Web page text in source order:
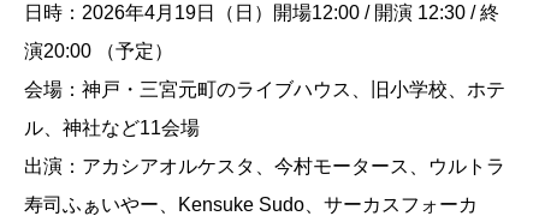
日時：2026年4月19日（日）開場12:00 / 開演 12:30 / 終
演20:00 （予定）
会場：神戸・三宮元町のライブハウス、旧小学校、ホテ
ル、神社など11会場
出演：アカシアオルケスタ、今村モータース、ウルトラ
寿司ふぁいやー、Kensuke Sudo、サーカスフォーカ